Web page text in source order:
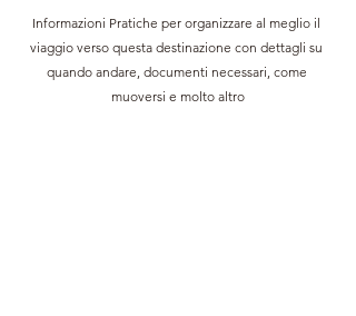
Informazioni Pratiche per organizzare al meglio il
viaggio verso questa destinazione con dettagli su
quando andare, documenti necessari, come
muoversi e molto altro